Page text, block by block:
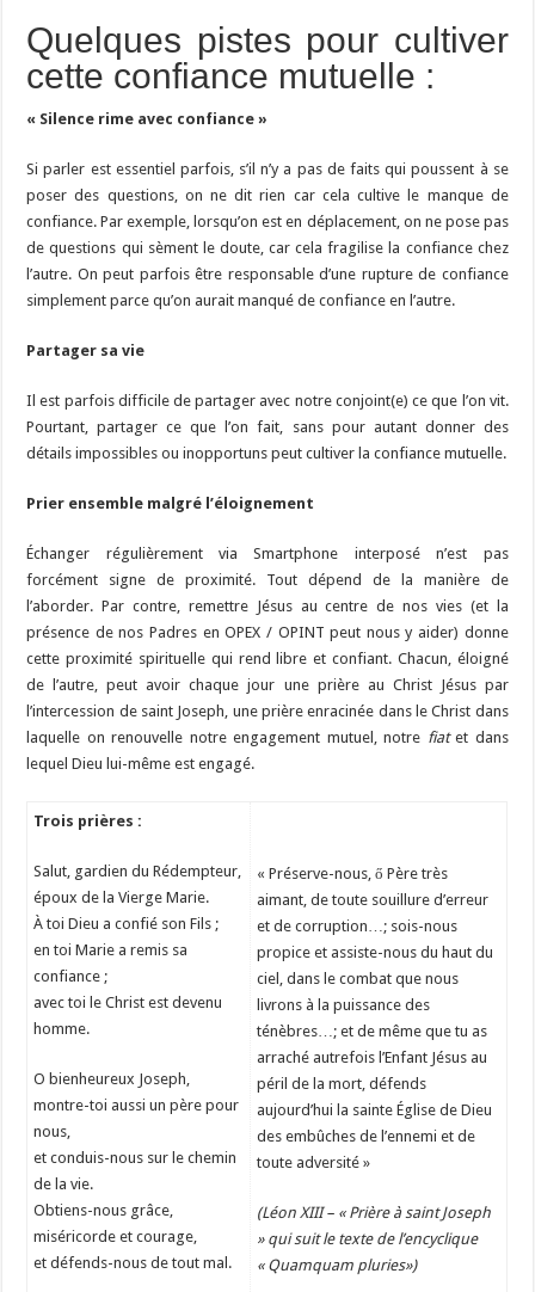
Quelques pistes pour cultiver
cette confiance mutuelle :
« Silence rime avec confiance »
Si parler est essentiel parfois, s’il n’y a pas de faits qui poussent à se
poser des questions, on ne dit rien car cela cultive le manque de
confiance. Par exemple, lorsqu’on est en déplacement, on ne pose pas
de questions qui sèment le doute, car cela fragilise la confiance chez
l’autre. On peut parfois être responsable d’une rupture de confiance
simplement parce qu’on aurait manqué de confiance en l’autre.
Partager sa vie
Il est parfois difficile de partager avec notre conjoint(e) ce que l’on vit.
Pourtant, partager ce que l’on fait, sans pour autant donner des
détails impossibles ou inopportuns peut cultiver la confiance mutuelle.
Prier ensemble malgré l’éloignement
Échanger régulièrement via Smartphone interposé n’est pas
forcément signe de proximité. Tout dépend de la manière de
l’aborder. Par contre, remettre Jésus au centre de nos vies (et la
présence de nos Padres en OPEX / OPINT peut nous y aider) donne
cette proximité spirituelle qui rend libre et confiant. Chacun, éloigné
de l’autre, peut avoir chaque jour une prière au Christ Jésus par
l’intercession de saint Joseph, une prière enracinée dans le Christ dans
laquelle on renouvelle notre engagement mutuel, notre fiatet dans
lequel Dieu lui-même est engagé.
Trois prières :
Salut, gardien du Rédempteur,
époux de la Vierge Marie.
À toi Dieu a confié son Fils ;
en toi Marie a remis sa
confiance ;
avec toi le Christ est devenu
homme.
O bienheureux Joseph,
montre-toi aussi un père pour
nous,
et conduis-nous sur le chemin
de la vie.
Obtiens-nous grâce,
miséricorde et courage,
et défends-nous de tout mal.
« Préserve-nous, ő Père très
aimant, de toute souillure d’erreur
et de corruption…; sois-nous
propice et assiste-nous du haut du
ciel, dans le combat que nous
livrons à la puissance des
ténèbres…; et de même que tu as
arraché autrefois l’Enfant Jésus au
péril de la mort, défends
aujourd’hui la sainte Église de Dieu
des embûches de l’ennemi et de
toute adversité »
(Léon XIII – « Prière à saint Joseph
» qui suit le texte de l’encyclique
« Quamquam pluries»)